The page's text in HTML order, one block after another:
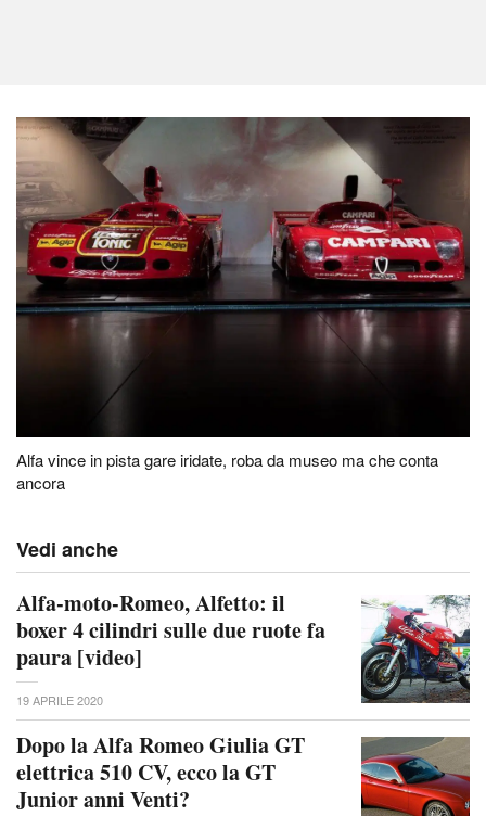
Alfa vince in pista gare iridate, roba da museo ma che conta
ancora
Vedi anche
Alfa-moto-Romeo, Alfetto: il
boxer 4 cilindri sulle due ruote fa
paura [video]
19 APRILE 2020
Dopo la Alfa Romeo Giulia GT
elettrica 510 CV, ecco la GT
Junior anni Venti?